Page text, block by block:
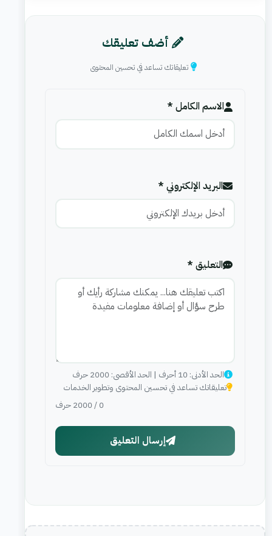
أضف تعليقك
تعليقاتك تساعد في تحسين المحتوى
الاسم الكامل *
البريد الإلكتروني *
التعليق *
الحد الأدنى: 10 أحرف | الحد الأقصى: 2000 حرف
تعليقاتك تساعد في تحسين المحتوى وتطوير الخدمات
0
/
2000حرف
إرسال التعليق